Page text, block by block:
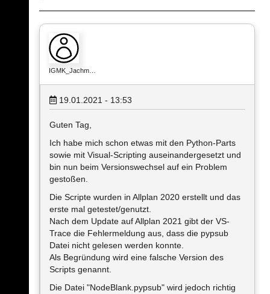
IGMK_Jachm…
19.01.2021 - 13:53
Guten Tag,
Ich habe mich schon etwas mit den Python-Parts
sowie mit Visual-Scripting auseinandergesetzt und
bin nun beim Versionswechsel auf ein Problem
gestoßen.
Die Scripte wurden in Allplan 2020 erstellt und das
erste mal getestet/genutzt.
Nach dem Update auf Allplan 2021 gibt der VS-
Trace die Fehlermeldung aus, dass die pypsub
Datei nicht gelesen werden konnte.
Als Begründung wird eine falsche Version des
Scripts genannt.
Die Datei "NodeBlank.pypsub" wird jedoch richtig